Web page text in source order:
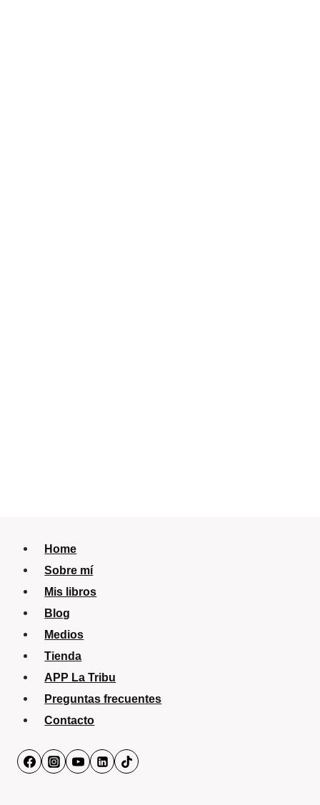
Home
Sobre mí
Mis libros
Blog
Medios
Tienda
APP La Tribu
Preguntas frecuentes
Contacto